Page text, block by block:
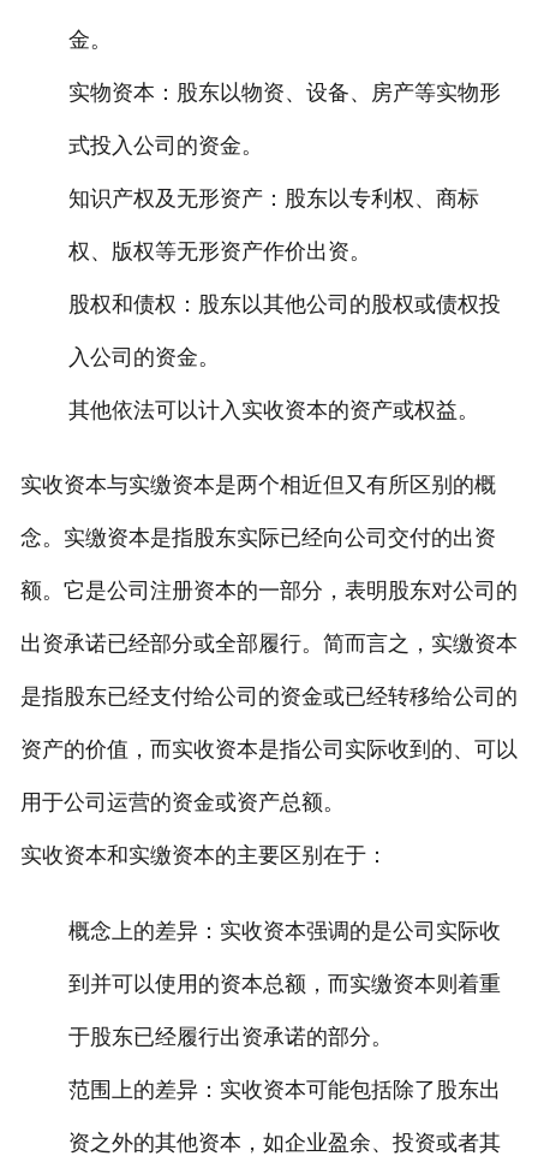
金。
实物资本：股东以物资、设备、房产等实物形
式投入公司的资金。
知识产权及无形资产：股东以专利权、商标
权、版权等无形资产作价出资。
股权和债权：股东以其他公司的股权或债权投
入公司的资金。
其他依法可以计入实收资本的资产或权益。
实收资本与实缴资本是两个相近但又有所区别的概
念。实缴资本是指股东实际已经向公司交付的出资
额。它是公司注册资本的一部分，表明股东对公司的
出资承诺已经部分或全部履行。简而言之，实缴资本
是指股东已经支付给公司的资金或已经转移给公司的
资产的价值，而实收资本是指公司实际收到的、可以
用于公司运营的资金或资产总额。
实收资本和实缴资本的主要区别在于：
概念上的差异：实收资本强调的是公司实际收
到并可以使用的资本总额，而实缴资本则着重
于股东已经履行出资承诺的部分。
范围上的差异：实收资本可能包括除了股东出
资之外的其他资本，如企业盈余、投资或者其